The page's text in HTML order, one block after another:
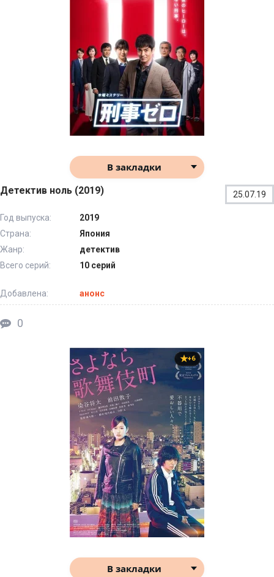
В закладки
Детектив ноль (2019) 25.07.19
Год выпуска:
2019
Страна:
Япония
Жанр:
детектив
Всего серий:
10 серий
Добавлена: анонс
0
+6
В закладки